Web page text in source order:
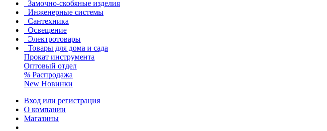
Замочно-скобяные изделия
Инженерные системы
Сантехника
Освещение
Электротовары
Товары для дома и сада
Прокат инструмента
Оптовый отдел
% Распродажа
New Новинки
Вход или регистрация
О компании
Магазины